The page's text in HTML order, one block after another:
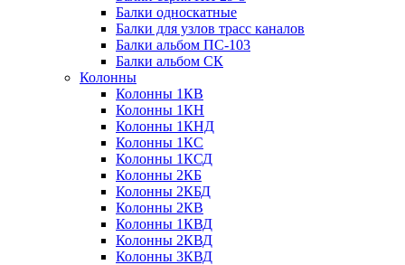
Балки односкатные
Балки для узлов трасс каналов
Балки альбом ПС-103
Балки альбом СК
Колонны
Колонны 1КВ
Колонны 1КН
Колонны 1КНД
Колонны 1КС
Колонны 1КСД
Колонны 2КБ
Колонны 2КБД
Колонны 2КВ
Колонны 1КВД
Колонны 2КВД
Колонны 3КВД